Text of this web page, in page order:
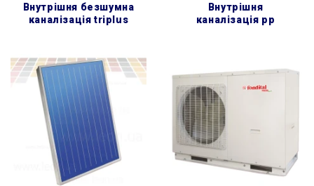
внутрішня безшумна
каналізація triplus
внутрішня
каналізація pp